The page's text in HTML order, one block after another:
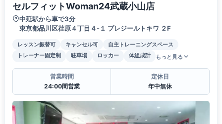
セルフィットWoman24武蔵小山店
中延駅から車で3分
東京都品川区荏原４丁目４-１ プレジールトキワ ２F
レッスン振替可 キャンセル可
自主トレーニングスペース
トレーナー固定制
駐車場 ロッカー 体組成計 もっと見る
営業時間
24:00間営業
定休日
年中無休